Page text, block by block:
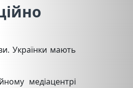
Українки мають
медіацентрі